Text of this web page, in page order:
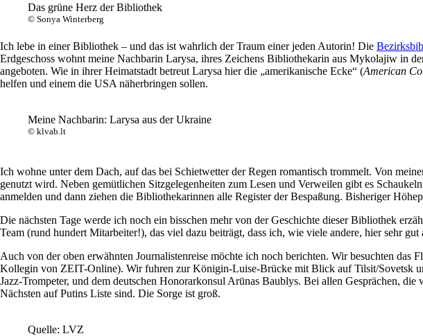
Das grüne Herz der Bibliothek
© Sonya Winterberg
Ich lebe in einer Bibliothek – und das ist wahrlich der Traum einer jeden Autorin! Die
Erdgeschoss wohnt meine Nachbarin Larysa, ihres Zeichens Bibliothekarin aus Mykolajiw in
angeboten. Wie in ihrer Heimatstadt betreut Larysa hier die „amerikanische Ecke“ (American
helfen und einem die USA näherbringen sollen.
Meine Nachbarin: Larysa aus der Ukraine
© klvab.lt
Ich wohne unter dem Dach, auf das bei Schietwetter der Regen romantisch trommelt. Von
genutzt wird. Neben gemütlichen Sitzgelegenheiten zum Lesen und Verweilen gibt es
anmelden und dann ziehen die Bibliothekarinnen alle Register der Bespaßung. Bisheriger
Die nächsten Tage werde ich noch ein bisschen mehr von der Geschichte dieser Bibliothek
Team (rund hundert Mitarbeiter!), das viel dazu beiträgt, dass ich, wie viele andere, hier sehr gut
Auch von der oben erwähnten Journalistenreise möchte ich noch berichten. Wir besuchten das
Kollegin von ZEIT-Online). Wir fuhren zur Königin-Luise-Brücke mit Blick auf Tilsit/Sovetsk
Jazz-Trompeter, und dem deutschen Honorarkonsul Arūnas Baublys. Bei allen Gesprächen,
Nächsten auf Putins Liste sind. Die Sorge ist groß.
Quelle: LVZ